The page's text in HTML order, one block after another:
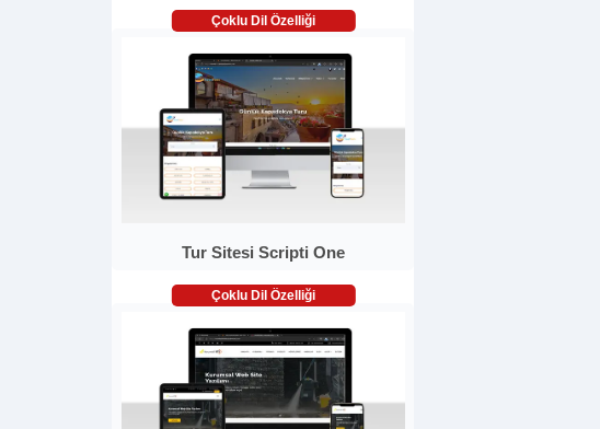
Çoklu Dil Özelliği
Tur Sitesi Scripti One
Çoklu Dil Özelliği